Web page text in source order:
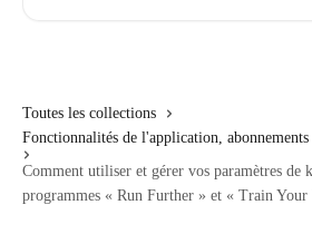
Toutes les collections
Fonctionnalités de l'application, abonnements
Comment utiliser et gérer vos paramètres de
programmes « Run Further » et « Train Your